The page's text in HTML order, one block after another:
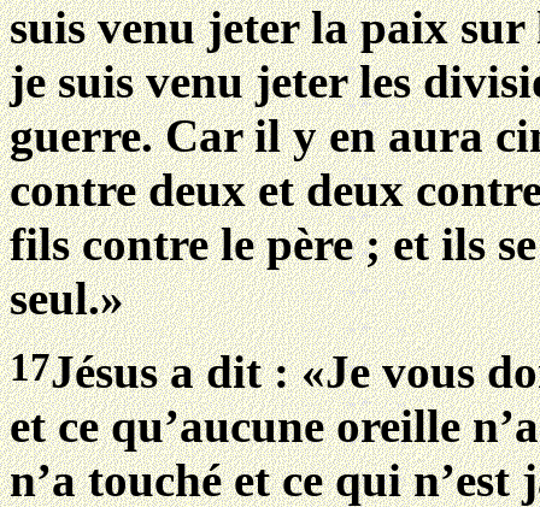
suis venu jeter la paix sur
je suis venu jeter les
guerre. Car il y en aura
contre deux et deux
fils contre le père ; et ils
seul.»
17Jésus a dit : «Je vous
et ce qu’aucune oreille
n’a touché et ce qui